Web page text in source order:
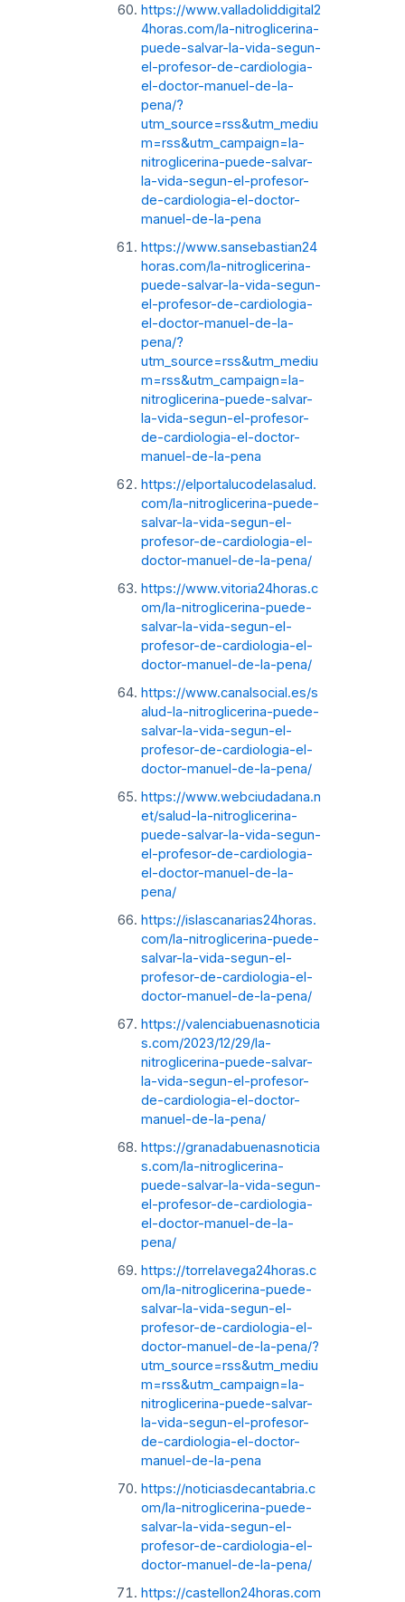
https://www.valladoliddigital2
4horas.com/la-nitroglicerina-
puede-salvar-la-vida-segun-
el-profesor-de-cardiologia-
el-doctor-manuel-de-la-
pena/?
utm_source=rss&utm_mediu
m=rss&utm_campaign=la-
nitroglicerina-puede-salvar-
la-vida-segun-el-profesor-
de-cardiologia-el-doctor-
manuel-de-la-pena
https://www.sansebastian24
horas.com/la-nitroglicerina-
puede-salvar-la-vida-segun-
el-profesor-de-cardiologia-
el-doctor-manuel-de-la-
pena/?
utm_source=rss&utm_mediu
m=rss&utm_campaign=la-
nitroglicerina-puede-salvar-
la-vida-segun-el-profesor-
de-cardiologia-el-doctor-
manuel-de-la-pena
https://elportalucodelasalud.
com/la-nitroglicerina-puede-
salvar-la-vida-segun-el-
profesor-de-cardiologia-el-
doctor-manuel-de-la-pena/
https://www.vitoria24horas.c
om/la-nitroglicerina-puede-
salvar-la-vida-segun-el-
profesor-de-cardiologia-el-
doctor-manuel-de-la-pena/
https://www.canalsocial.es/s
alud-la-nitroglicerina-puede-
salvar-la-vida-segun-el-
profesor-de-cardiologia-el-
doctor-manuel-de-la-pena/
https://www.webciudadana.n
et/salud-la-nitroglicerina-
puede-salvar-la-vida-segun-
el-profesor-de-cardiologia-
el-doctor-manuel-de-la-
pena/
https://islascanarias24horas.
com/la-nitroglicerina-puede-
salvar-la-vida-segun-el-
profesor-de-cardiologia-el-
doctor-manuel-de-la-pena/
https://valenciabuenasnoticia
s.com/2023/12/29/la-
nitroglicerina-puede-salvar-
la-vida-segun-el-profesor-
de-cardiologia-el-doctor-
manuel-de-la-pena/
https://granadabuenasnoticia
s.com/la-nitroglicerina-
puede-salvar-la-vida-segun-
el-profesor-de-cardiologia-
el-doctor-manuel-de-la-
pena/
https://torrelavega24horas.c
om/la-nitroglicerina-puede-
salvar-la-vida-segun-el-
profesor-de-cardiologia-el-
doctor-manuel-de-la-pena/?
utm_source=rss&utm_mediu
m=rss&utm_campaign=la-
nitroglicerina-puede-salvar-
la-vida-segun-el-profesor-
de-cardiologia-el-doctor-
manuel-de-la-pena
https://noticiasdecantabria.c
om/la-nitroglicerina-puede-
salvar-la-vida-segun-el-
profesor-de-cardiologia-el-
doctor-manuel-de-la-pena/
https://castellon24horas.com